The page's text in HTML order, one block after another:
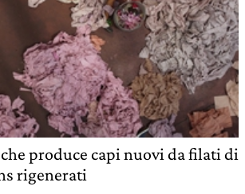
produce capi nuovi da filati di
rigenerati